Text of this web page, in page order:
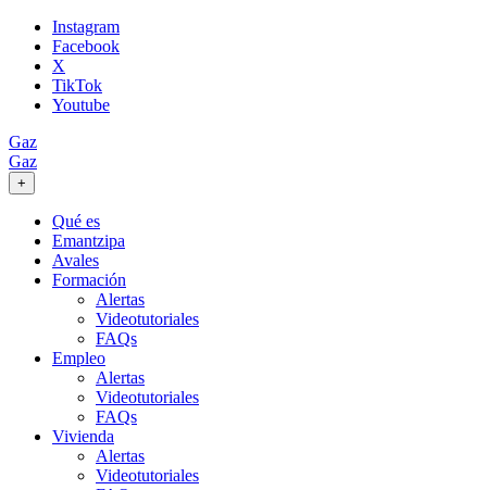
Instagram
Facebook
X
TikTok
Youtube
Gaz
Gaz
+
Qué es
Emantzipa
Avales
Formación
Alertas
Videotutoriales
FAQs
Empleo
Alertas
Videotutoriales
FAQs
Vivienda
Alertas
Videotutoriales